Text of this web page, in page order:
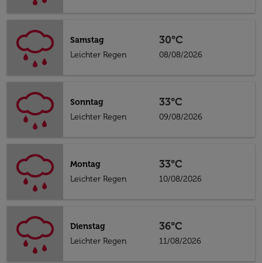
Samstag
Leichter Regen
30°C
08/08/2026
Sonntag
Leichter Regen
33°C
09/08/2026
Montag
Leichter Regen
33°C
10/08/2026
Dienstag
Leichter Regen
36°C
11/08/2026